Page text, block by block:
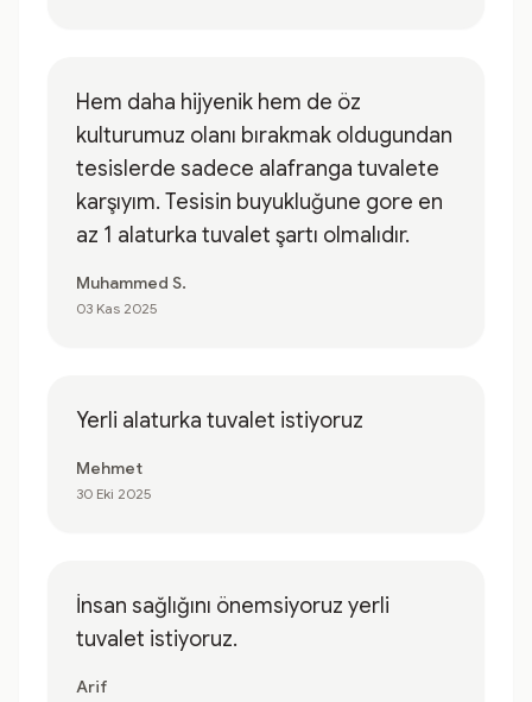
Hem daha hijyenik hem de öz
kulturumuz olanı bırakmak oldugundan
tesislerde sadece alafranga tuvalete
karşıyım. Tesisin buyukluğune gore en
az 1 alaturka tuvalet şartı olmalıdır.
Muhammed S.
03 Kas 2025
Yerli alaturka tuvalet istiyoruz
Mehmet
30 Eki 2025
İnsan sağlığını önemsiyoruz yerli
tuvalet istiyoruz.
Arif